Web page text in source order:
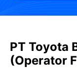
PT Toyota
(Operator